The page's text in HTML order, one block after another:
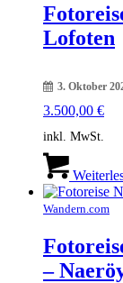
Lofoten
3. Oktober
3.500,00 €
inkl. MwSt.
Wandern.com
–